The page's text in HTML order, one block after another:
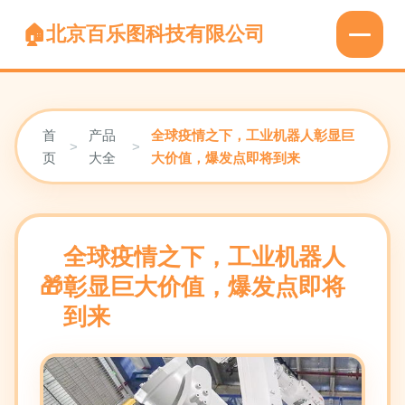
北京百乐图科技有限公司
首
页
>
产品
大全
>
全球疫情之下，工业机器人彰显巨
大价值，爆发点即将到来
全球疫情之下，工业机器人
彰显巨大价值，爆发点即将
到来